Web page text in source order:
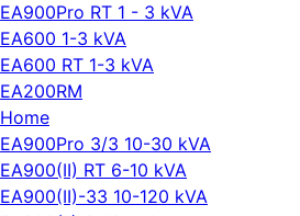
EA900Pro RT 1 - 3 kVA
EA600 1-3 kVA
EA600 RT 1-3 kVA
EA200RM
Home
EA900Pro 3/3 10-30 kVA
EA900(II) RT 6-10 kVA
EA900(II)-33 10-120 kVA